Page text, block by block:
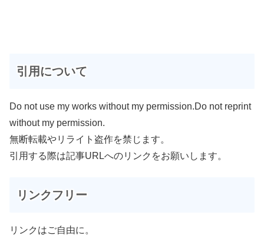
引用について
Do not use my works without my permission.Do not reprint
without my permission.
無断転載やリライト盗作を禁じます。
引用する際は記事URLへのリンクをお願いします。
リンクフリー
リンクはご自由に。